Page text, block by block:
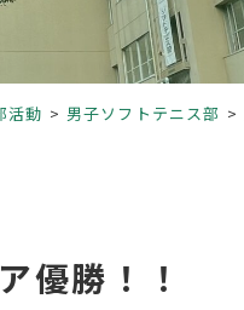
活動 男子ソフトテニス部
優勝！！